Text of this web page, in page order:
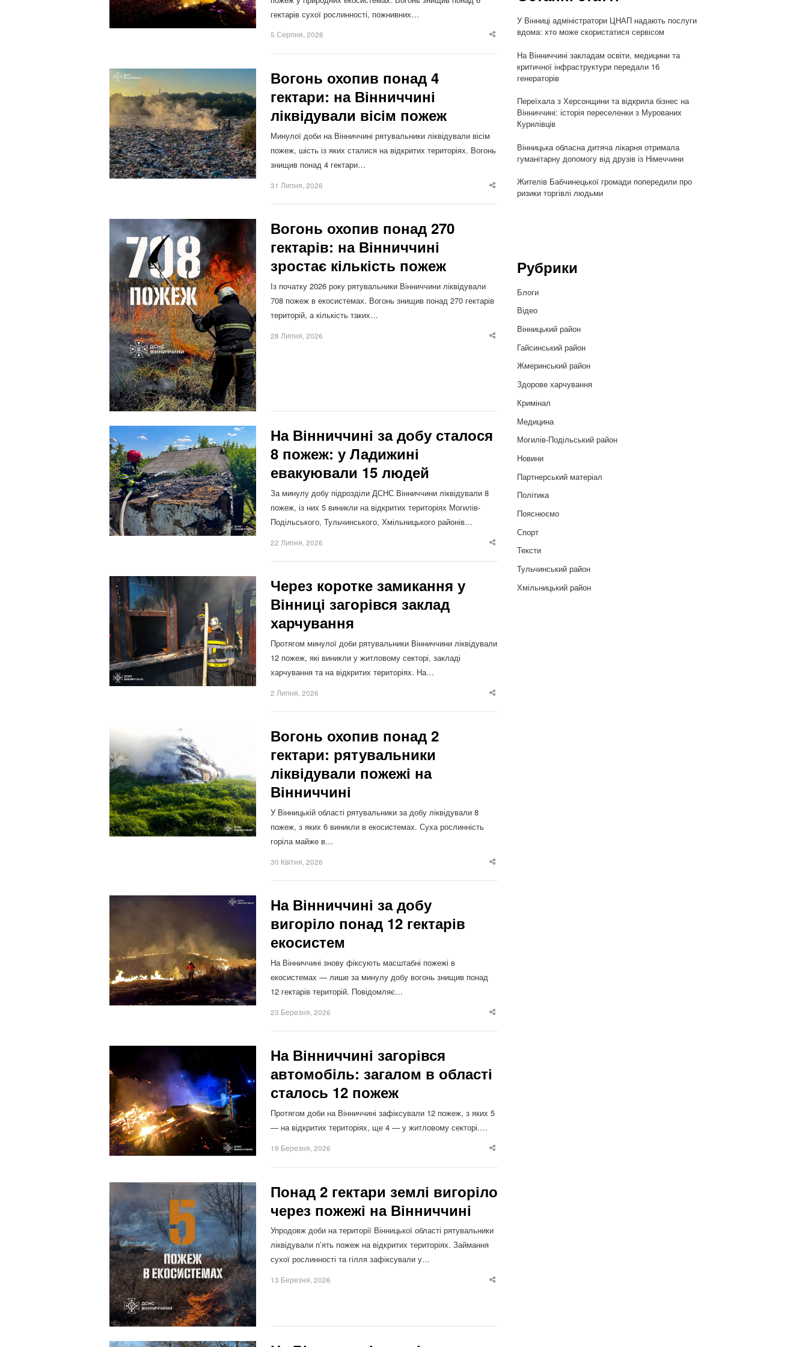
гектарів сухої рослинності, пожнивних…
5 Серпня, 2026
Share
Вогонь охопив понад 4
гектари: на Вінниччині
ліквідували вісім пожеж
Минулої доби на Вінниччині рятувальники ліквідували вісім
пожеж, шість із яких сталися на відкритих територіях. Вогонь
знищив понад 4 гектари…
31 Липня, 2026
Share
Вогонь охопив понад 270
гектарів: на Вінниччині
зростає кількість пожеж
Із початку 2026 року рятувальники Вінниччини ліквідували
708 пожеж в екосистемах. Вогонь знищив понад 270 гектарів
територій, а кількість таких…
28 Липня, 2026
Share
На Вінниччині за добу сталося
8 пожеж: у Ладижині
евакуювали 15 людей
За минулу добу підрозділи ДСНС Вінниччини ліквідували 8
пожеж, із них 5 виникли на відкритих територіях Могилів-
Подільського, Тульчинського, Хмільницького районів…
22 Липня, 2026
Share
Через коротке замикання у
Вінниці загорівся заклад
харчування
Протягом минулої доби рятувальники Вінниччини ліквідували
12 пожеж, які виникли у житловому секторі, закладі
харчування та на відкритих територіях. На…
2 Липня, 2026
Share
Вогонь охопив понад 2
гектари: рятувальники
ліквідували пожежі на
Вінниччині
У Вінницькій області рятувальники за добу ліквідували 8
пожеж, з яких 6 виникли в екосистемах. Суха рослинність
горіла майже в…
30 Квітня, 2026
Share
На Вінниччині за добу
вигоріло понад 12 гектарів
екосистем
На Вінниччині знову фіксують масштабні пожежі в
екосистемах — лише за минулу добу вогонь знищив понад
12 гектарів територій. Повідомляє…
23 Березня, 2026
Share
На Вінниччині загорівся
автомобіль: загалом в області
сталось 12 пожеж
Протягом доби на Вінниччині зафіксували 12 пожеж, з яких 5
— на відкритих територіях, ще 4 — у житловому секторі.…
19 Березня, 2026
Share
Понад 2 гектари землі вигоріло
через пожежі на Вінниччині
Упродовж доби на території Вінницької області рятувальники
ліквідували п’ять пожеж на відкритих територіях. Займання
сухої рослинності та гілля зафіксували у…
13 Березня, 2026
Share
У Вінниці адміністратори ЦНАП надають послуги
вдома: хто може скористатися сервісом
На Вінниччині закладам освіти, медицини та
критичної інфраструктури передали 16
генераторів
Переїхала з Херсонщини та відкрила бізнес на
Вінниччині: історія переселенки з Мурованих
Курилівців
Вінницька обласна дитяча лікарня отримала
гуманітарну допомогу від друзів із Німеччини
Жителів Бабчинецької громади попередили про
ризики торгівлі людьми
Рубрики
Блоги
Відео
Вінницький район
Гайсинський район
Жмеринський район
Здорове харчування
Кримінал
Медицина
Могилів-Подільський район
Новини
Партнерський матеріал
Політика
Пояснюємо
Спорт
Тексти
Тульчинський район
Хмільницький район